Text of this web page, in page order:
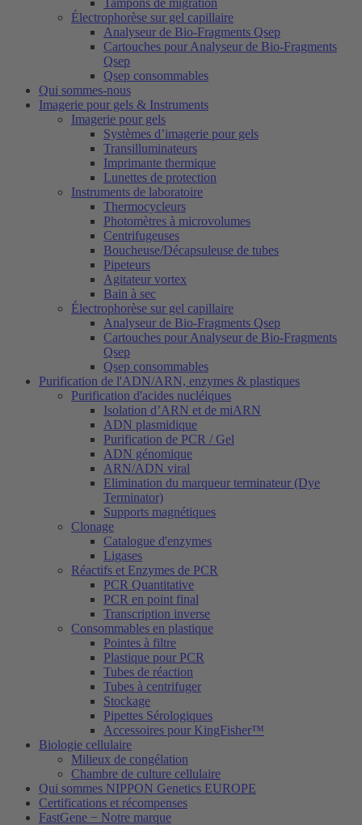
Tampons de migration
Électrophorèse sur gel capillaire
Analyseur de Bio-Fragments Qsep
Cartouches pour Analyseur de Bio-Fragments
Qsep
Qsep consommables
Qui sommes-nous
Imagerie pour gels & Instruments
Imagerie pour gels
Systèmes d’imagerie pour gels
Transilluminateurs
Imprimante thermique
Lunettes de protection
Instruments de laboratoire
Thermocycleurs
Photomètres à microvolumes
Centrifugeuses
Boucheuse/Décapsuleuse de tubes
Pipeteurs
Agitateur vortex
Bain à sec
Électrophorèse sur gel capillaire
Analyseur de Bio-Fragments Qsep
Cartouches pour Analyseur de Bio-Fragments
Qsep
Qsep consommables
Purification de l'ADN/ARN, enzymes & plastiques
Purification d'acides nucléiques
Isolation d’ARN et de miARN
ADN plasmidique
Purification de PCR / Gel
ADN génomique
ARN/ADN viral
Elimination du marqueur terminateur (Dye
Terminator)
Supports magnétiques
Clonage
Catalogue d'enzymes
Ligases
Réactifs et Enzymes de PCR
PCR Quantitative
PCR en point final
Transcription inverse
Consommables en plastique
Pointes à filtre
Plastique pour PCR
Tubes de réaction
Tubes à centrifuger
Stockage
Pipettes Sérologiques
Accessoires pour KingFisher™
Biologie cellulaire
Milieux de congélation
Chambre de culture cellulaire
Qui sommes NIPPON Genetics EUROPE
Certifications et récompenses
FastGene − Notre marque